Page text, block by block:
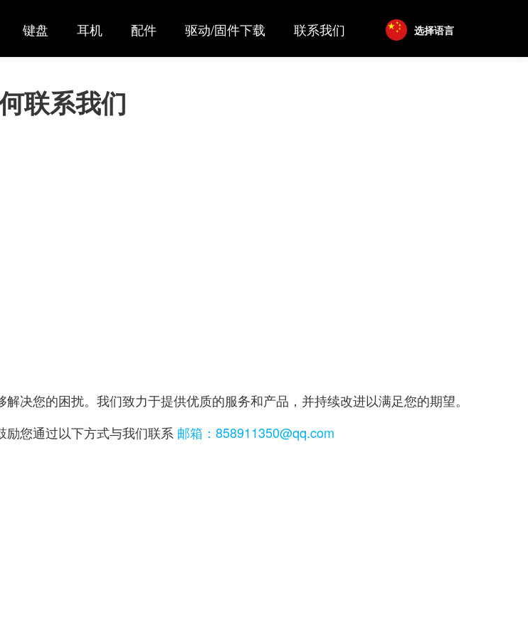
选择语言
键盘 耳机 配件 驱动/固件下载 联系我们
联系我们
决您的困扰。我们致力于提供优质的服务和产品，并持续改进以满足您的期望。
您通过以下方式与我们联系 邮箱：858911350@qq.com